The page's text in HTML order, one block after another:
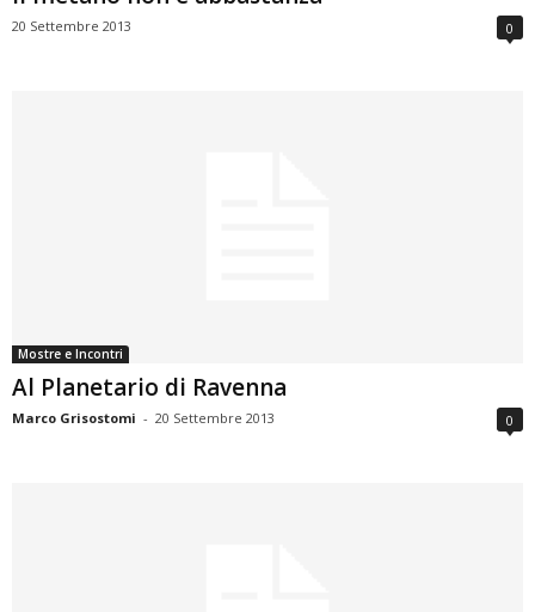
20 Settembre 2013 0
Mostre e Incontri
Al Planetario di Ravenna
Marco Grisostomi - 20 Settembre 2013 0